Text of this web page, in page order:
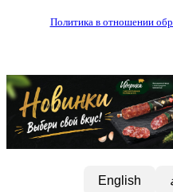
Политика в отношении
English